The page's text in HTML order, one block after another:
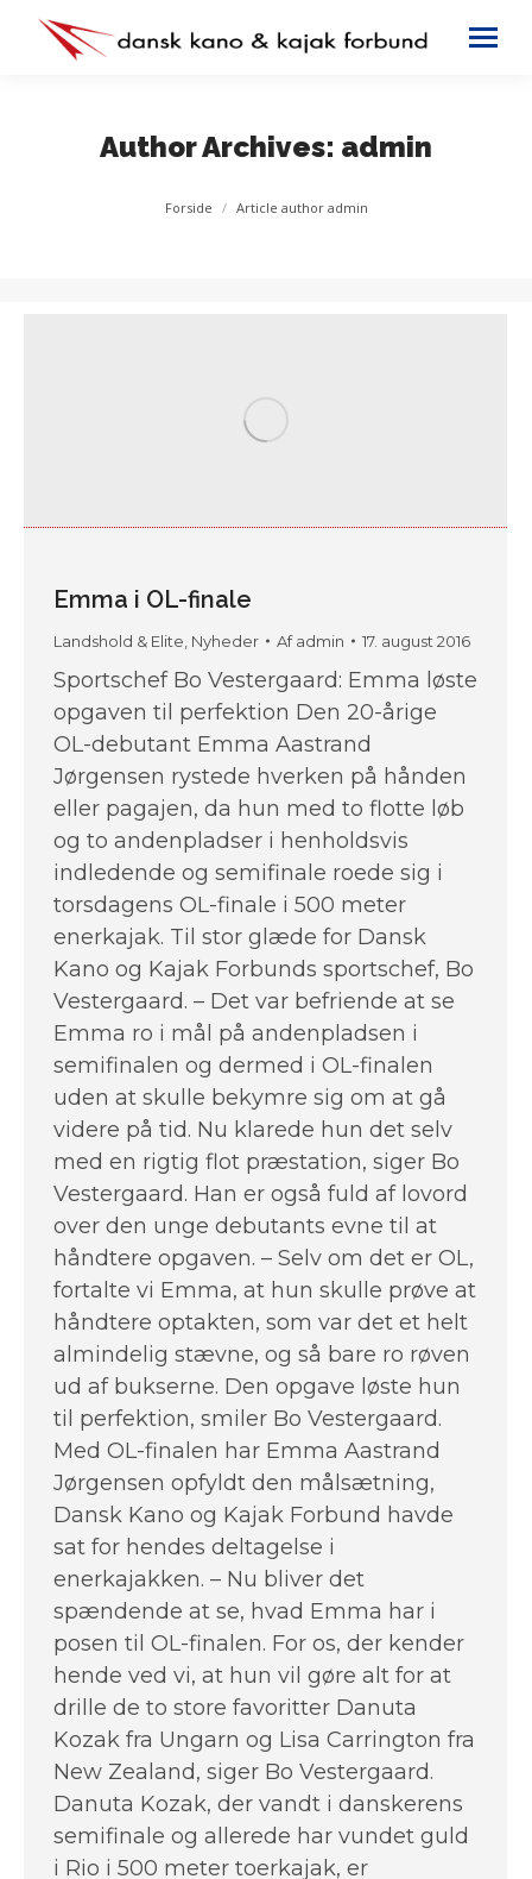
Author Archives: admin
You are here:
Forside Article author admin
Emma i OL-finale
Landshold & Elite, Nyheder Afadmin 17. august 2016
Sportschef Bo Vestergaard: Emma løste
opgaven til perfektion Den 20-årige
OL-debutant Emma Aastrand
Jørgensen rystede hverken på hånden
eller pagajen, da hun med to flotte løb
og to andenpladser i henholdsvis
indledende og semifinale roede sig i
torsdagens OL-finale i 500 meter
enerkajak. Til stor glæde for Dansk
Kano og Kajak Forbunds sportschef, Bo
Vestergaard. – Det var befriende at se
Emma ro i mål på andenpladsen i
semifinalen og dermed i OL-finalen
uden at skulle bekymre sig om at gå
videre på tid. Nu klarede hun det selv
med en rigtig flot præstation, siger Bo
Vestergaard. Han er også fuld af lovord
over den unge debutants evne til at
håndtere opgaven. – Selv om det er OL,
fortalte vi Emma, at hun skulle prøve at
håndtere optakten, som var det et helt
almindelig stævne, og så bare ro røven
ud af bukserne. Den opgave løste hun
til perfektion, smiler Bo Vestergaard.
Med OL-finalen har Emma Aastrand
Jørgensen opfyldt den målsætning,
Dansk Kano og Kajak Forbund havde
sat for hendes deltagelse i
enerkajakken. – Nu bliver det
spændende at se, hvad Emma har i
posen til OL-finalen. For os, der kender
hende ved vi, at hun vil gøre alt for at
drille de to store favoritter Danuta
Kozak fra Ungarn og Lisa Carrington fra
New Zealand, siger Bo Vestergaard.
Danuta Kozak, der vandt i danskerens
semifinale og allerede har vundet guld
i Rio i 500 meter toerkajak, er